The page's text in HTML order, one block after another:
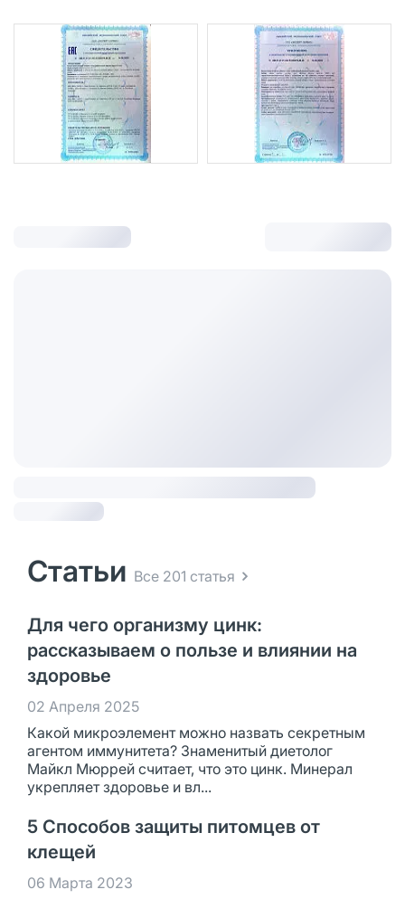
Статьи Все 201 статья
Для чего организму цинк:
рассказываем о пользе и влиянии на
здоровье
02 Апреля 2025
Какой микроэлемент можно назвать секретным
агентом иммунитета? Знаменитый диетолог
Майкл Мюррей считает, что это цинк. Минерал
укрепляет здоровье и вл...
5 Способов защиты питомцев от
клещей
06 Марта 2023